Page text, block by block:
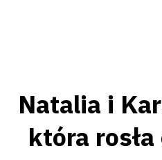
Natalia i
która